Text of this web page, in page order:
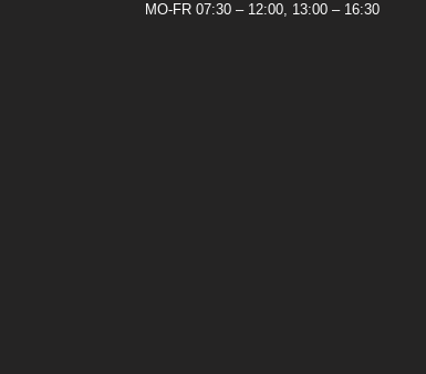
MO-FR 07:30 – 12:00, 13:00 – 16:30